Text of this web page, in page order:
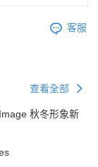
客服
查看全部
秋冬形象新